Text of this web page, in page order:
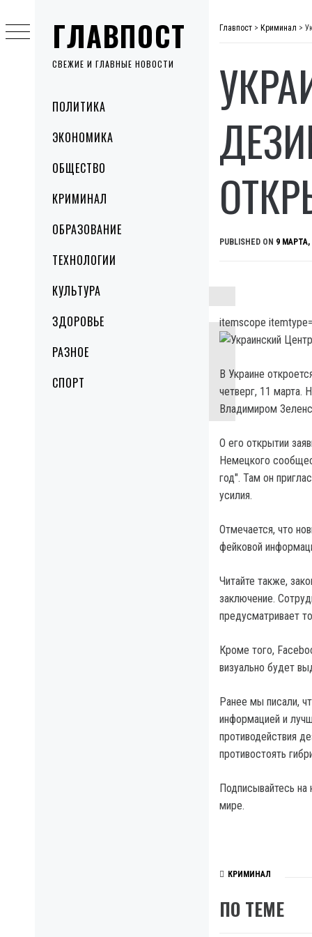
ГЛАВПОСТ
СВЕЖИЕ И ГЛАВНЫЕ НОВОСТИ
MenuПОЛИТИКА
ЭКОНОМИКА
ОБЩЕСТВО
КРИМИНАЛ
ОБРАЗОВАНИЕ
ТЕХНОЛОГИИ
КУЛЬТУРА
ЗДОРОВЬЕ
РАЗНОЕ
СПОРТ
to
content
Главпост > Криминал >
PUBLISHED ON 9 МАРТА,
itemscope
В Украине
четверг, 11 марта.
Владимиром
О его открытии
Немецкого
год". Там он
усилия.
Отмечается, что
фейковой
Читайте также,
заключение.
предусматривает
Кроме того,
визуально будет
Ранее мы писали,
информацией и
противодействия
противостоять
Подписывайтесь на
мире.
КРИМИНАЛ
ПО ТЕМЕ